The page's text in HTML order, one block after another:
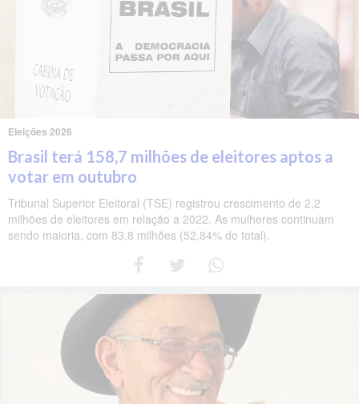
Eleições 2026
Brasil terá 158,7 milhões de eleitores aptos a
votar em outubro
Tribunal Superior Eleitoral (TSE) registrou crescimento de 2,2
milhões de eleitores em relação a 2022. As mulheres continuam
sendo maioria, com 83,8 milhões (52,84% do total).